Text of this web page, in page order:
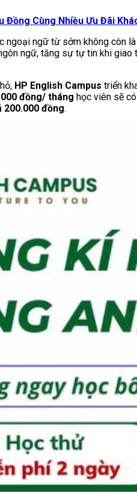
Cùng Nhiều Ưu Đãi
ngữ từ sớm không còn
ngữ, tăng sự tự tin khi
HP English Campus triển
đồng/ tháng học viên sẽ
đồng.